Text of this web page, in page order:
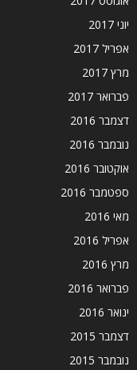
יוני 2017
אפריל 2017
מרץ 2017
פברואר 2017
דצמבר 2016
נובמבר 2016
אוקטובר 2016
ספטמבר 2016
מאי 2016
אפריל 2016
מרץ 2016
פברואר 2016
ינואר 2016
דצמבר 2015
נובמבר 2015